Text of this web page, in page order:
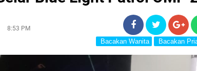
8:53 PM
Bacakan Wanita Bacakan